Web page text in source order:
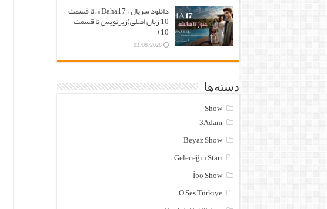
دانلود سریال « Daha17 » – تا قسمت
10 زبان اصلی(زیرنویس تا قسمت
10)
03/08/2026
دسته‌ها
Show
3Adam
Beyaz Show
Geleceğin Starı
İbo Show
O Ses Türkiye